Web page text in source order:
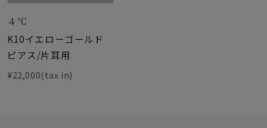
４℃
K10イエローゴールド
ピアス/片耳用
¥22,000(tax in)